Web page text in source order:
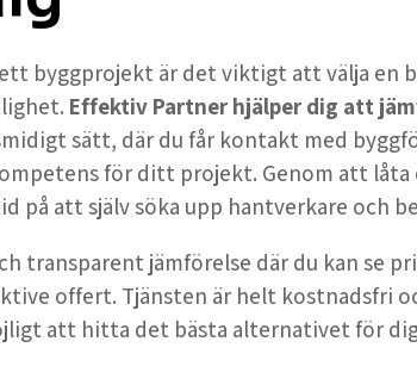
byggprojekt är det viktigt att välja en
Effektiv Partner hjälper dig att
sätt, där du får kontakt med
för ditt projekt. Genom att låta
på att själv söka upp hantverkare och
transparent jämförelse där du kan se
offert. Tjänsten är helt kostnadsfri
att hitta det bästa alternativet för